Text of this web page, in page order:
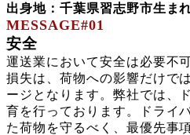
出身地：千葉県習志野市生ま
MESSAGE#01
安全
運送業において安全は必要不
損失は、荷物への影響だけで
ージとなります。弊社では、
育を行っております。ドライ
た荷物を守るべく、最優先事